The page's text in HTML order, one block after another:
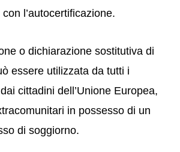
l’autocertificazione.
o dichiarazione sostitutiva di
essere utilizzata da tutti i
cittadini dell’Unione Europea,
in possesso di un
di soggiorno.